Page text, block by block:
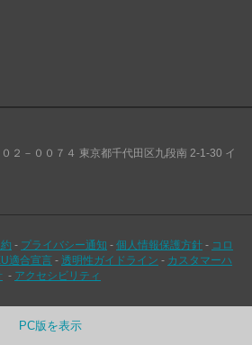
２－００７４ 東京都千代田区九段南 2-1-30 イ
- プライバシー通知 - 個人情報保護方針 - コロ
適合宣言 - 透明性ガイドライン - カスタマーハ
- アクセシビリティ
PC版を表示